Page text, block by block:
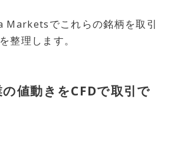
でこれらの銘柄を取引
整理します。
値動きをCFDで取引で